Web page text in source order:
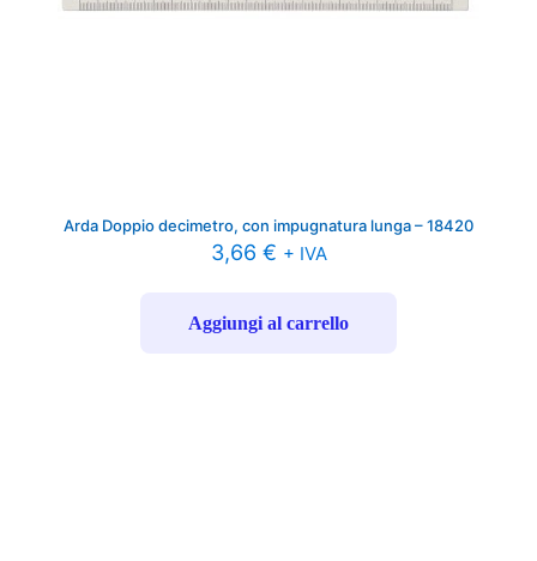
Arda Doppio decimetro, con impugnatura lunga – 18420
3,66 € + IVA
Aggiungi al carrello